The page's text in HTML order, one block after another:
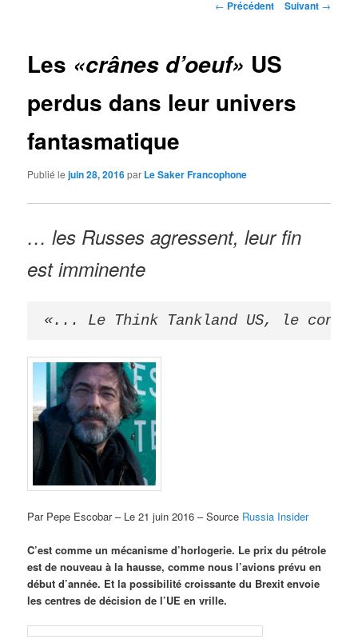
Navigation
← Précédent Suivant →
Les «crânes d’oeuf» US
perdus dans leur univers
fantasmatique
Publié lejuin 28, 2016par Le Saker Francophone
… les Russes agressent, leur fin
est imminente
«... Le Think Tankland US, le
Par Pepe Escobar – Le 21 juin 2016 – Source Russia Insider
C’est comme un mécanisme d’horlogerie. Le prix du pétrole
est de nouveau à la hausse, comme nous l’avions prévu en
début d’année. Et la possibilité croissante du Brexit envoie
les centres de décision de l’UE en vrille.